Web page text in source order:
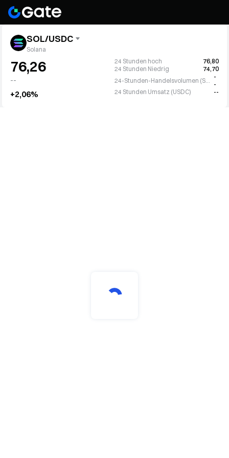
SOL/USDC
Solana
76,26
--
+2,06%
24 Stunden hoch
76,80
24 Stunden Niedrig
74,70
-
-
24 Stunden Umsatz (USDC)
--